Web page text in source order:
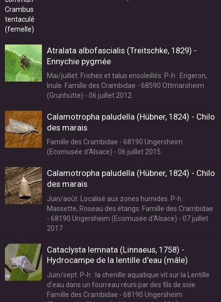
Atralata albofascialis (Treitschke, 1829) -
Ennychie pygmée
Mai/juillet. Friches et talus ensoleillés. P-h : Erigeron,
Inule. Famille des Crambidae - 68590 Ottmarsheim
(Grunhütte) - 06 juillet 2012
Calamotropha paludella (Hübner, 1824) - Chilo
des marais
Famille des Crambidae - 68190 Ungersheim
(Ecomusée d'Alsace) - 06 juillet 2015
Calamotropha paludella (Hübner, 1824) - Chilo
des marais
Juin/août. Localisé aux zones humides. P-h :
Massette, Roseau des étangs. Famille des Crambidae
- 68190 Ungersheim (Ecomusée d'Alsace) - 07 juillet
2017
Cataclysta lemnata (Linnaeus, 1758) -
Hydrocampe de la lentille d'eau (mâle)
Juin/sept. P-h : la chenille aquatique vit sur la Lentille
d'eau dans un fourreau réuni par des fils de soie.
Famille des Crambidae - 68190 Ungersheim